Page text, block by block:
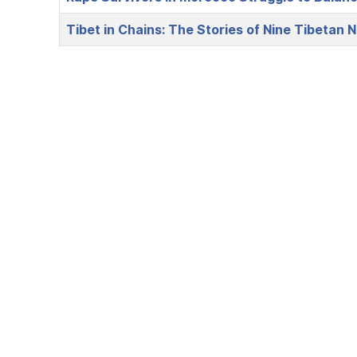
Tibet in Chains: The Stories of Nine Tibetan